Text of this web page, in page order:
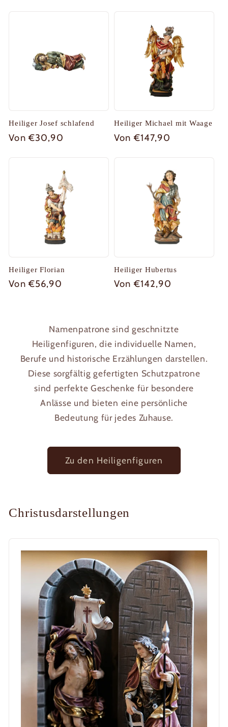
Heiliger Josef schlafend
Normaler
Von €30,90
Heiliger Michael mit Waage
Normaler
Von €147,90
Heiliger Florian
Normaler
Von €56,90
Heiliger Hubertus
Normaler
Von €142,90
Namenpatrone sind geschnitzte
Heiligenfiguren, die individuelle Namen,
Berufe und historische Erzählungen darstellen.
Diese sorgfältig gefertigten Schutzpatrone
sind perfekte Geschenke für besondere
Anlässe und bieten eine persönliche
Bedeutung für jedes Zuhause.
Zu den Heiligenfiguren
Christusdarstellungen